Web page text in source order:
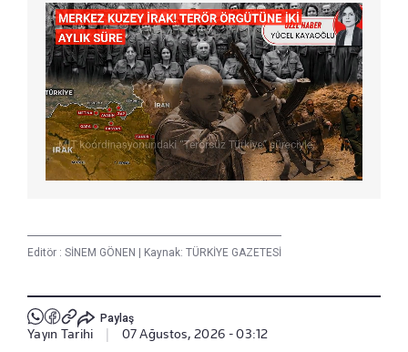
Editör : SİNEM GÖNEN Kaynak: TÜRKİYE GAZETESİ
Paylaş
Yayın Tarihi 07 Ağustos, 2026 - 03:12